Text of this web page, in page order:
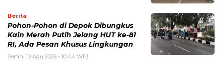
Berita
Pohon-Pohon di Depok Dibungkus
Kain Merah Putih Jelang HUT ke-81
RI, Ada Pesan Khusus Lingkungan
Senin, 10 Agu 2026 - 10:44 WIB